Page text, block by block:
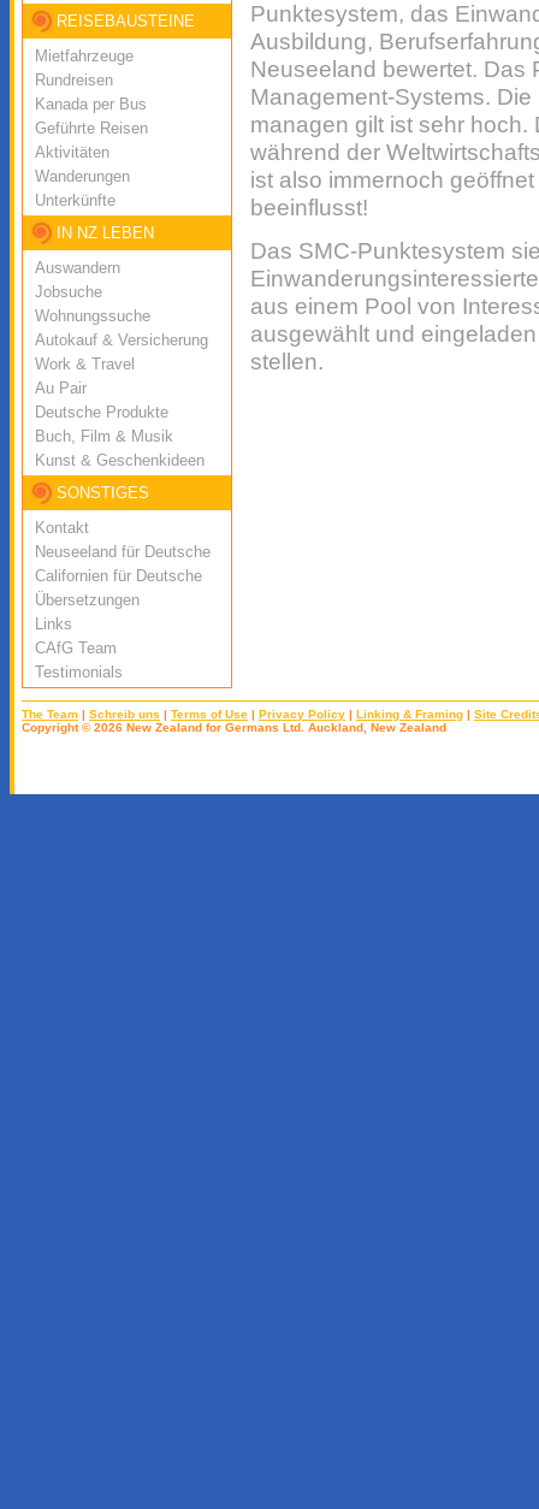
REISEBAUSTEINE
Mietfahrzeuge
Rundreisen
Kanada per Bus
Geführte Reisen
Aktivitäten
Wanderungen
Unterkünfte
IN NZ LEBEN
Auswandern
Jobsuche
Wohnungssuche
Autokauf & Versicherung
Work & Travel
Au Pair
Deutsche Produkte
Buch, Film & Musik
Kunst & Geschenkideen
SONSTIGES
Kontakt
Neuseeland für Deutsche
Californien für Deutsche
Übersetzungen
Links
CAfG Team
Testimonials
Punktesystem, das
Ausbildung,
Neuseeland bewertet. Das
Management-Systems.
managen gilt ist sehr hoch.
während der
ist also immernoch
beeinflusst!
Das SMC-Punktesystem
aus einem Pool von
ausgewählt und
stellen.
The Team | Schreib uns | Terms of Use | Privacy Policy | Linking & Framing | Site
Copyright © 2026 New Zealand for Germans Ltd. Auckland, New Zealand